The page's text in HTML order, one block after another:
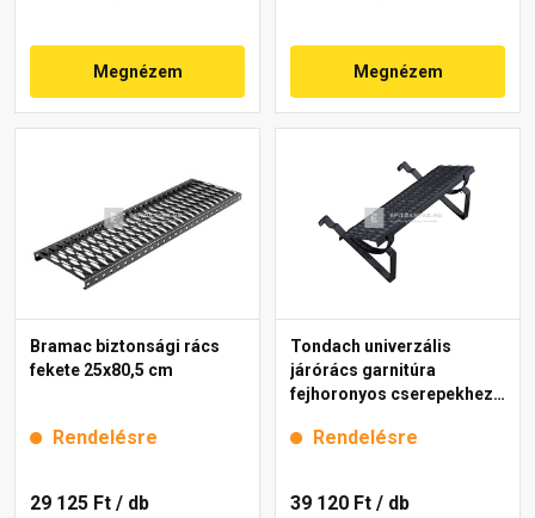
Megnézem Megnézem
Bramac biztonsági rács
fekete 25x80,5 cm
Rendelésre
29 125 Ft / db
Tondach univerzális
járórács garnitúra
fejhoronyos cserepekhez
Rendelésre
39 120 Ft / db